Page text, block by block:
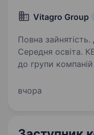
Vitagro Group
Повна
Середня освіта. КЕРАТЕРМ® належить
до групи компаній
поризованих
вчора